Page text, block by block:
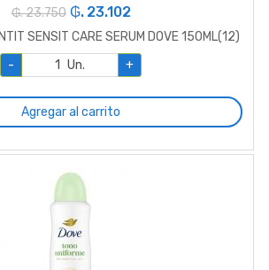
₲. 23.750 ₲. 23.102
SENSIT CARE SERUM DOVE 150ML(12)
-
Un. +
Agregar al carrito